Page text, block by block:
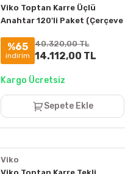
Viko Toptan Karre Üçlü
Anahtar 120'li Paket (Çerçeve
%65
indirim
40.320,00 TL
14.112,00 TL
Kargo Ücretsiz
Sepete Ekle
Viko